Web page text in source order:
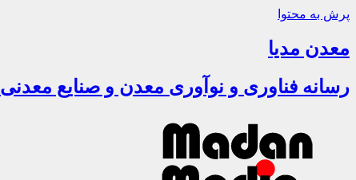
پرش به محتوا
معدن مدیا
رسانه فناوری و نوآوری معدن و صنایع معدنی